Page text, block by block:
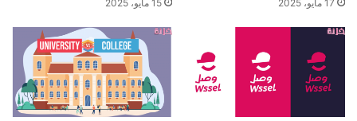
17 مايو، 2025 15 مايو، 2025